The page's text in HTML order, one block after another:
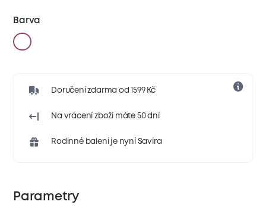
Barva
Doručení zdarma od 1599 Kč
Na vrácení zboží máte 50 dní
Rodinné balení je nyní Savira
Parametry